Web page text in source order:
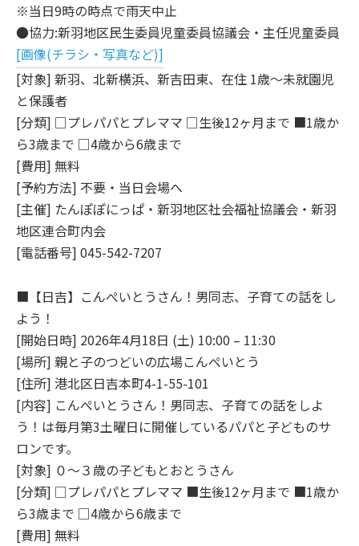
※当日9時の時点で雨天中止
●協力:新羽地区民生委員児童委員協議会・主任児童委員
[画像(チラシ・写真など)]
[対象] 新羽、北新横浜、新吉田東、在住 1歳～未就園児
と保護者
[分類] □プレパパとプレママ □生後12ヶ月まで ■1歳か
ら3歳まで □4歳から6歳まで
[費用] 無料
[予約方法] 不要・当日会場へ
[主催] たんぽぽにっぱ・新羽地区社会福祉協議会・新羽
地区連合町内会
[電話番号] 045-542-7207
■【日吉】こんぺいとうさん！男同志、子育ての話をし
よう！
[開始日時] 2026年4月18日 (土) 10:00 – 11:30
[場所] 親と子のつどいの広場こんぺいとう
[住所] 港北区日吉本町4-1-55-101
[内容] こんぺいとうさん！男同志、子育ての話をしよ
う！は毎月第3土曜日に開催しているパパと子どものサ
ロンです。
[対象] ０～３歳の子どもとおとうさん
[分類] □プレパパとプレママ ■生後12ヶ月まで ■1歳か
ら3歳まで □4歳から6歳まで
[費用] 無料